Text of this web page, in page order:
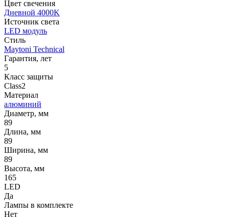
Цвет свечения
Дневной 4000K
Источник cвета
LED модуль
Стиль
Maytoni Technical
Гарантия, лет
5
Класс защиты
Class2
Материал
алюминий
Диаметр, мм
89
Длина, мм
89
Ширина, мм
89
Высота, мм
165
LED
Да
Лампы в комплекте
Нет